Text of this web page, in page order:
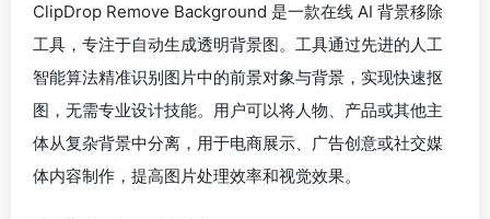
ClipDrop Remove Background 是一款在线 AI 背景移除
工具，专注于自动生成透明背景图。工具通过先进的人工
智能算法精准识别图片中的前景对象与背景，实现快速抠
图，无需专业设计技能。用户可以将人物、产品或其他主
体从复杂背景中分离，用于电商展示、广告创意或社交媒
体内容制作，提高图片处理效率和视觉效果。